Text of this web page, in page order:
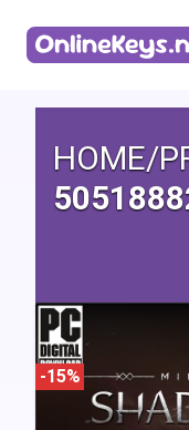
HOME/
-15%